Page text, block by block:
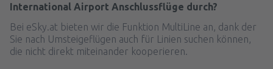
International Airport Anschlussflüge durch?
Bei eSky.at bieten wir die Funktion MultiLine an, dank der
Sie nach Umsteigeflügen auch für Linien suchen können,
die nicht direkt miteinander kooperieren.